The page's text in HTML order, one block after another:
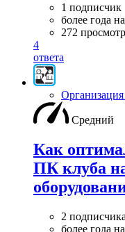
1 подписчик
более года
272
4
ответа
Средний
Как
ПК клуба
2 подписчика
более года